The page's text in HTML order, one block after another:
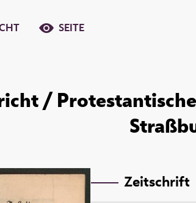
SEITE
/
Zeitschrift